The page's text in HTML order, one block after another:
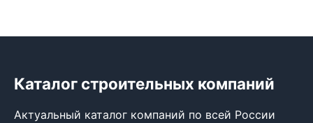
Каталог строительных компаний
Актуальный каталог компаний по всей России